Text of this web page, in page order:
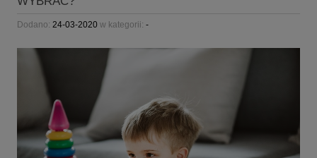
Dodano: 24-03-2020 w kategorii: -